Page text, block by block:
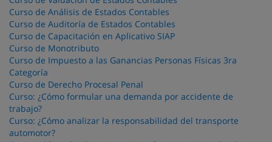
Curso de Análisis de Estados Contables
Curso de Auditoría de Estados Contables
Curso de Capacitación en Aplicativo SIAP
Curso de Monotributo
Curso de Impuesto a las Ganancias Personas Físicas 3ra
Categoría
Curso de Derecho Procesal Penal
Curso: ¿Cómo formular una demanda por accidente de
trabajo?
Curso: ¿Cómo analizar la responsabilidad del transporte
automotor?